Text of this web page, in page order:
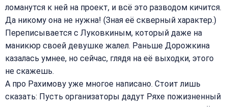
ломанутся к ней на проект, и всё это разводом кичится.
Да никому она не нужна! (Зная её скверный характер.)
Переписывается с Луковкиным, который даже на
маникюр своей девушке жалел. Раньше Дорожкина
казалась умнее, но сейчас, глядя на её выходки, этого
не скажешь.
А про Рахимову уже многое написано. Стоит лишь
сказать: Пусть организаторы дадут Ряхе пожизненный